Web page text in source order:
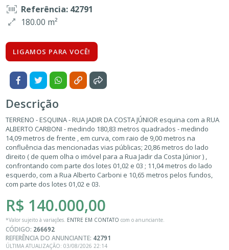
Referência: 42791
180.00 m²
LIGAMOS PARA VOCÊ!
Descrição
TERRENO - ESQUINA - RUA JADIR DA COSTA JÚNIOR esquina com a RUA
ALBERTO CARBONI - medindo 180,83 metros quadrados - medindo
14,09 metros de frente , em curva, com raio de 9,00 metros na
confluência das mencionadas vias públicas; 20,86 metros do lado
direito ( de quem olha o imóvel para a Rua Jadir da Costa Júnior ) ,
confrontando com parte dos lotes 01,02 e 03 ; 11,04 metros do lado
esquerdo, com a Rua Alberto Carboni e 10,65 metros pelos fundos,
com parte dos lotes 01,02 e 03.
R$ 140.000,00
*Valor sujeito à variações. ENTRE EM CONTATO com o anunciante.
CÓDIGO: 266692
REFERÊNCIA DO ANUNCIANTE: 42791
ÚLTIMA ATUALIZAÇÃO: 03/08/2026 22:14